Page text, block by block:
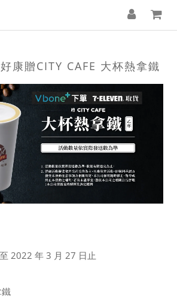
康贈CITY CAFE 大杯熱拿鐵
2022 年 3 月 27 日止